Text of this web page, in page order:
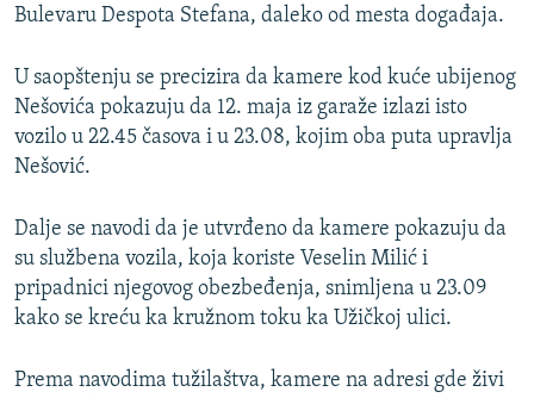
Bulevaru Despota Stefana, daleko od mesta događaja.
U saopštenju se precizira da kamere kod kuće ubijenog
Nešovića pokazuju da 12. maja iz garaže izlazi isto
vozilo u 22.45 časova i u 23.08, kojim oba puta upravlja
Nešović.
Dalje se navodi da je utvrđeno da kamere pokazuju da
su službena vozila, koja koriste Veselin Milić i
pripadnici njegovog obezbeđenja, snimljena u 23.09
kako se kreću ka kružnom toku ka Užičkoj ulici.
Prema navodima tužilaštva, kamere na adresi gde živi